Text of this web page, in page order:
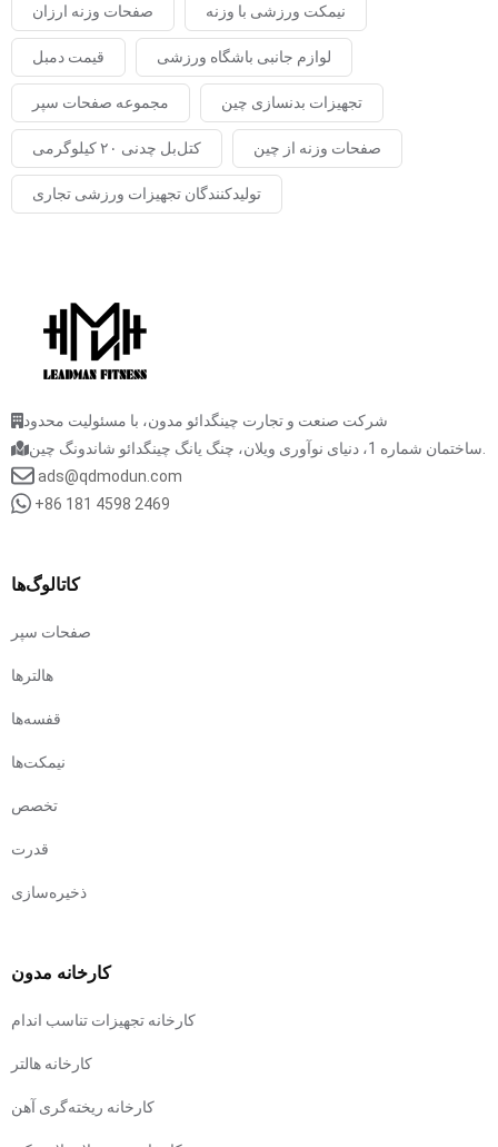
صفحات وزنه ارزان نیمکت ورزشی با وزنه
قیمت دمبل لوازم جانبی باشگاه ورزشی
مجموعه صفحات سپر تجهیزات بدنسازی چین
کتل‌بل چدنی ۲۰ کیلوگرمی صفحات وزنه از چین
تولیدکنندگان تجهیزات ورزشی تجاری
شرکت صنعت و تجارت چینگدائو مدون، با مسئولیت محدود
ads@qdmodun.com
+86 181 4598 2469
کاتالوگ‌ها
صفحات سپر
هالترها
قفسه‌ها
نیمکت‌ها
تخصص
قدرت
ذخیره‌سازی
کارخانه مدون
کارخانه تجهیزات تناسب اندام
کارخانه هالتر
کارخانه ریخته‌گری آهن